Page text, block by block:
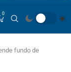
0
fundo de